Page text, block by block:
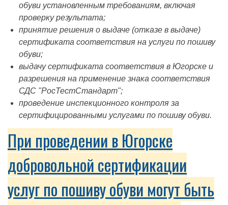
обуви установленным требованиям, включая
проверку результата;
принятие решения о выдаче (отказе в выдаче)
сертификата соответствия на услуги по пошиву
обуви;
выдачу сертификата соответствия в Югорске и
разрешения на применение знака соответствия
СДС "РосТестСтандарт";
проведение инспекционного контроля за
сертифицированными услугами по пошиву обуви.
При проведении в Югорске
добровольной сертификации
услуг по пошиву обуви могут быть